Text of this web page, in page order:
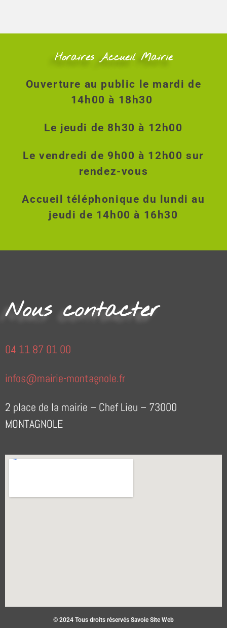
Horaires Accueil Mairie
Ouverture au public le mardi de
14h00 à 18h30
Le jeudi de 8h30 à 12h00
Le vendredi de 9h00 à 12h00 sur
rendez-vous
Accueil téléphonique du lundi au
jeudi de 14h00 à 16h30
Nous contacter
04 11 87 01 00
infos@mairie-montagnole.fr
2 place de la mairie – Chef Lieu – 73000
MONTAGNOLE
© 2024 Tous droits réservés Savoie Site Web